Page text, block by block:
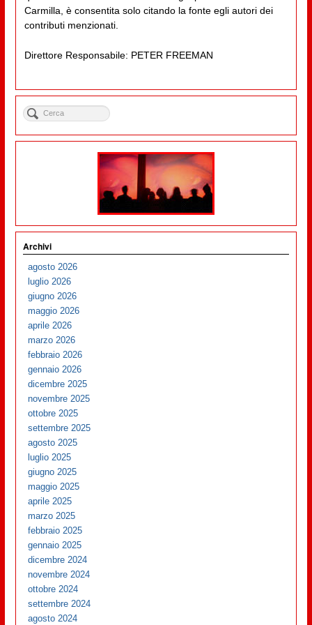
Carmilla, è consentita solo citando la fonte egli autori dei
contributi menzionati.
Direttore Responsabile: PETER FREEMAN
Archivi
agosto 2026
luglio 2026
giugno 2026
maggio 2026
aprile 2026
marzo 2026
febbraio 2026
gennaio 2026
dicembre 2025
novembre 2025
ottobre 2025
settembre 2025
agosto 2025
luglio 2025
giugno 2025
maggio 2025
aprile 2025
marzo 2025
febbraio 2025
gennaio 2025
dicembre 2024
novembre 2024
ottobre 2024
settembre 2024
agosto 2024